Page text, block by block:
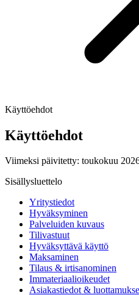
Käyttöehdot
Käyttöehdot
Viimeksi päivitetty: toukokuu
Sisällysluettelo
Yritystiedot
Hyväksyminen
Palveluiden kuvaus
Tilivastuut
Hyväksyttävä käyttö
Maksaminen
Tilaus & irtisanominen
Immateriaalioikeudet
Asiakastiedot &